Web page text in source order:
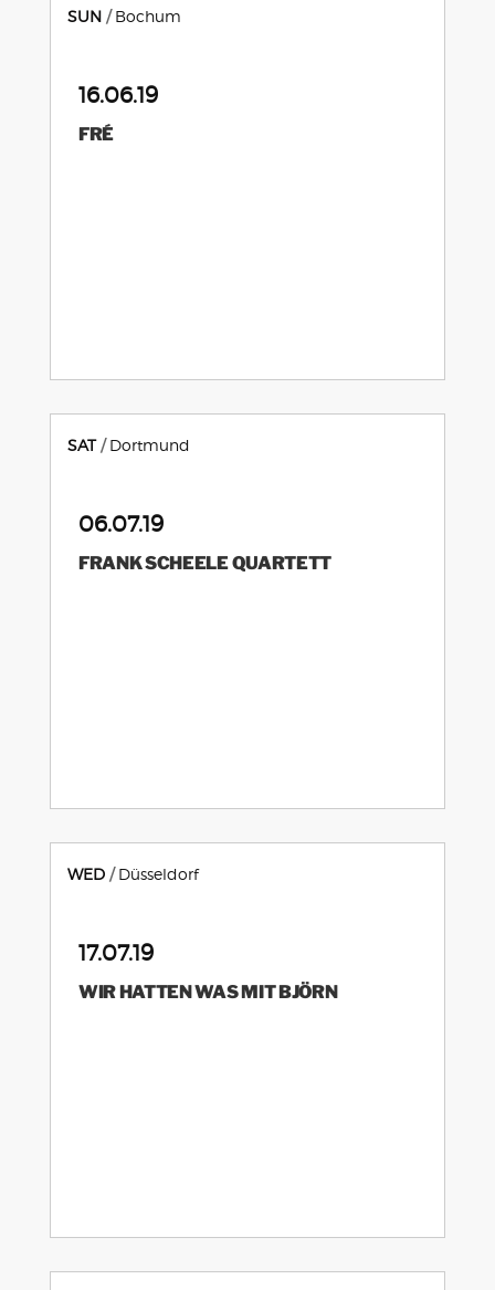
SUN Bochum
16.06.19
FRÉ
SAT Dortmund
06.07.19
FRANK SCHEELE QUARTETT
WED Düsseldorf
17.07.19
WIR HATTEN WAS MIT BJÖRN